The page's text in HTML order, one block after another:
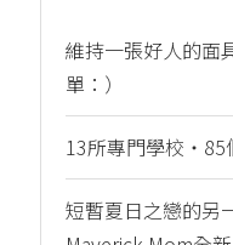
維持一張好人的面
單：）
13所專門學校・
短暫夏日之戀的另